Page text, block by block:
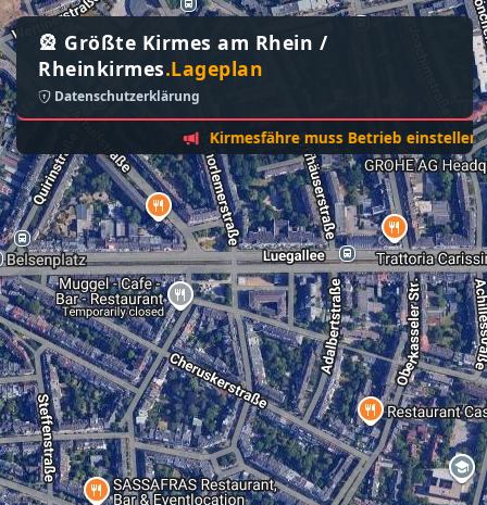
🎡 Größte Kirmes am Rhein /
Rheinkirmes.Lageplan
Datenschutzerklärung
Kirmesfähre muss Betrieb einstellen -